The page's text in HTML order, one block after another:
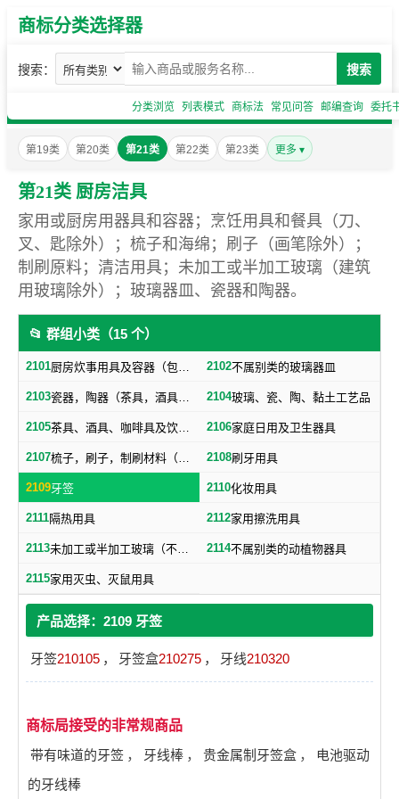
商标分类选择器
搜索： 搜索
分类浏览 列表模式 商标法 常见问答 邮编查询 委托
第19类 第20类 第21类 第22类 第23类 更多 ▾
第21类 厨房洁具
家用或厨房用器具和容器；烹饪用具和餐具（刀、
叉、匙除外）；梳子和海绵；刷子（画笔除外）；
制刷原料；清洁用具；未加工或半加工玻璃（建筑
用玻璃除外）；玻璃器皿、瓷器和陶器。
📂 群组小类（15 个）
2101 厨房炊事用具及容器（包括不属别类的餐具） 2102不属别类的玻璃器皿
2103 瓷器，陶器（茶具，酒具除外） 2104玻璃、瓷、陶、黏土工艺品
2105 茶具、酒具、咖啡具及饮水用具 2106家庭日用及卫生器具
2107 梳子，刷子，制刷材料（不包括牙刷） 2108刷牙用具
2109牙签 2110化妆用具
2111隔热用具 2112家用擦洗用具
2113 未加工或半加工玻璃（不包括建筑用玻璃） 2114不属别类的动植物器具
2115家用灭虫、灭鼠用具
产品选择：2109 牙签
牙签210105 ， 牙签盒210275 ， 牙线210320
商标局接受的非常规商品
带有味道的牙签 ， 牙线棒 ， 贵金属制牙签盒 ，
电池驱动
的牙线棒